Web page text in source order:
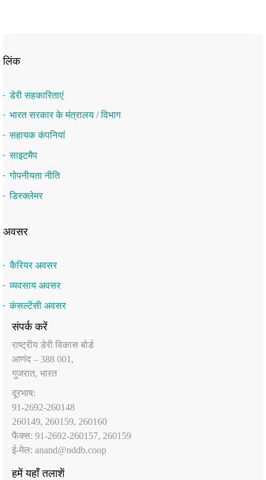
लिंक
डेरी सहकारिताएं
भारत सरकार के मंत्रालय / विभाग
सहायक कंपनियां
साइटमैप
गोपनीयता नीति
डिस्क्लेमर
अवसर
कैरियर अवसर
व्यवसाय अवसर
कंसल्टेंसी अवसर
संपर्क करें
राष्‍ट्रीय डेरी विकास बोर्ड
आणंद – 388 001,
गुजरात, भारत
दूरभाष:
91-2692-260148
260149, 260159, 260160
फैक्‍स: 91-2692-260157, 260159
ई-मेल: anand@nddb.coop
हमें यहाँ तलाशें